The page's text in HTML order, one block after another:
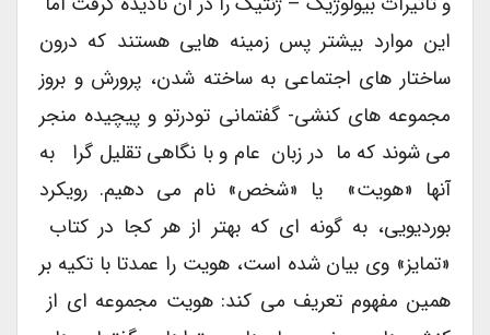
این موارد بیشتر پس زمینه هایی هستند که درون
ساختار های اجتماعی به ساخته شدن، پرورش و بروز
مجموعه های کنشی- گفتمانی تودرتو و پیچیده منجر
می شوند که ما در زبان عام و با نگاهی تقلیل گرا به
آنها «هویت» یا «شخص» نام می دهیم. رویکرد
بوردیویی، به گونه ای که بهتر از هر کجا در کتاب
«تمایز» وی بیان شده است، هویت را عمدتا با تکیه بر
همین مفهوم تعریف می کند: هویت مجموعه ای از